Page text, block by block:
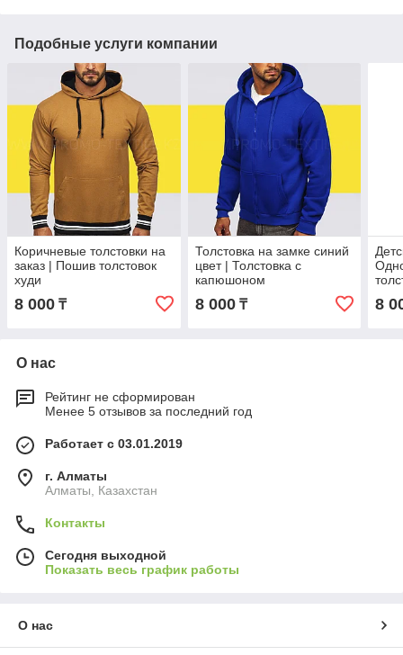
Подобные услуги компании
Коричневые толстовки на
заказ | Пошив толстовок
худи
8 000 ₸
Толстовка на замке синий
цвет | Толстовка с
капюшоном
8 000₸ 8
О нас
Рейтинг не сформирован
Менее 5 отзывов за последний год
Работает с 03.01.2019
г. Алматы
Алматы, Казахстан
Контакты
Сегодня выходной
Показать весь график работы
О нас